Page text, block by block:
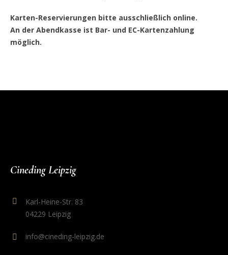
Karten-Reservierungen bitte ausschließlich online.
An der Abendkasse ist Bar- und EC-Kartenzahlung
möglich.
Cineding Leipzig
Karl-Heine-Str. 83
04229 Leipzig
info@cineding-leipzig.de